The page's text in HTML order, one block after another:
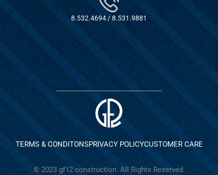
8.532.4694 / 8.531.9881
TERMS & CONDITONSPRIVACY POLICYCUSTOMER CARE
© 2023 gf12 construction. All Rights Reserved.